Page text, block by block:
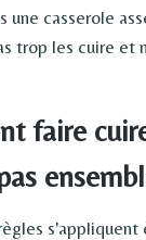
une casserole
trop les cuire et
faire